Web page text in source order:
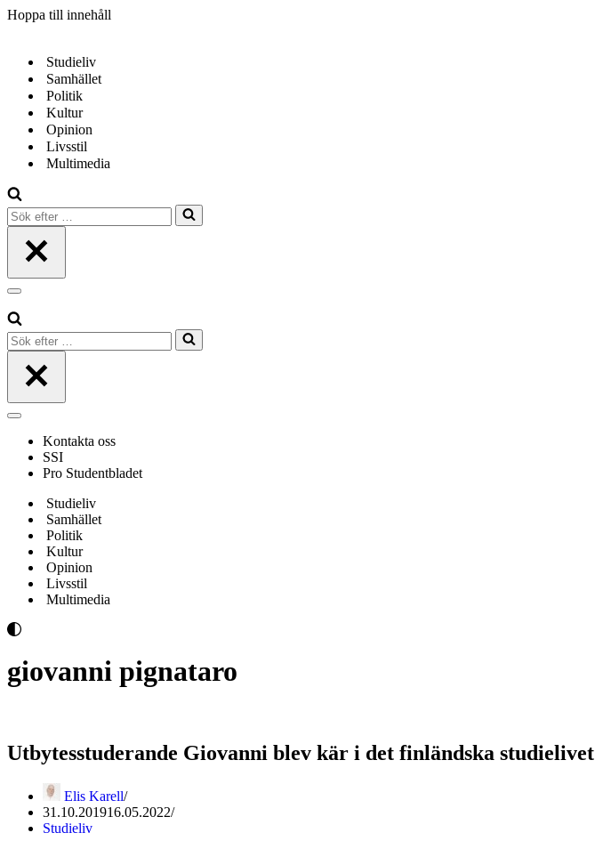
Hoppa till innehåll
Studieliv
Samhället
Politik
Kultur
Opinion
Livsstil
Multimedia
Sök
efter
Navigeringsmeny
Sök
efter
Navigeringsmeny
Kontakta oss
SSI
Pro Studentbladet
Studieliv
Samhället
Politik
Kultur
Opinion
Livsstil
Multimedia
giovanni pignataro
Utbytesstuderande Giovanni blev kär i det finländska studielivet
Elis Karell
31.10.201916.05.2022
Studieliv